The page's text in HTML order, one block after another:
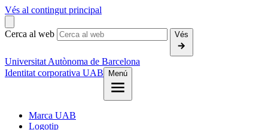
Vés al contingut principal
Cerca al web Vés
Universitat Autònoma de Barcelona
Identitat corporativa UAB
Menú
Marca UAB
Logotip